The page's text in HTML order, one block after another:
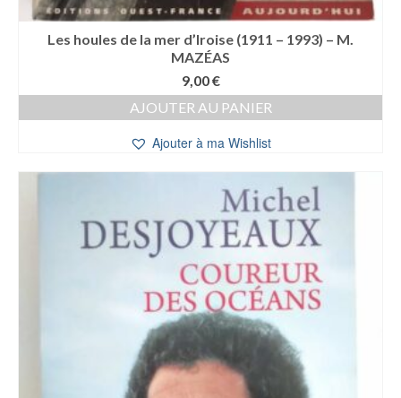
Les houles de la mer d’Iroise (1911 – 1993) – M.
MAZÉAS
9,00€
AJOUTER AU PANIER
Ajouter à ma Wishlist